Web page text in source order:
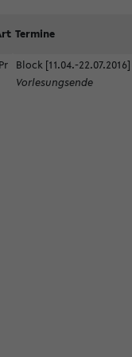
Termine
Pr Block [11.04.-22.07.2016]
Vorlesungsende